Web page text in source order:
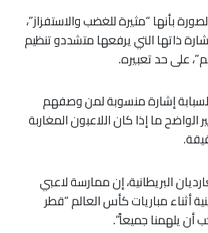
بأنها “مثيرة للغضب والاستفزاز”،
ذاتها التي يرفعها متشددو تنظيم
على حد تعبيره.
إشارة منسوبة لمن وصفهم
الواضح ما إذا كان اللاعبون المغاربة
البريطانية، إن ممارسة لاعبي
أثناء مباريات كأس العالم “قطر